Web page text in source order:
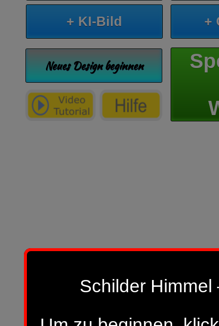
+ KI-Bild +
Neues Design beginnen
Schilder